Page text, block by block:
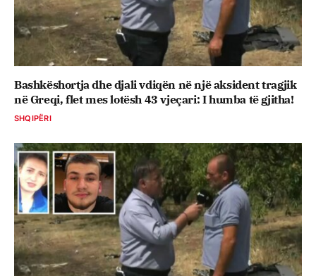
Bashkëshortja dhe djali vdiqën në një aksident tragjik
në Greqi, flet mes lotësh 43 vjeçari: I humba të gjitha!
SHQIPËRI